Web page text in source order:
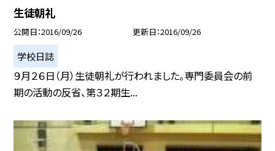
生徒朝礼
公開日 2016/09/26 更新日 2016/09/26
学校日誌
９月２６日（月）生徒朝礼が行われました。専門委員会の前
期の活動の反省、第３２期生...